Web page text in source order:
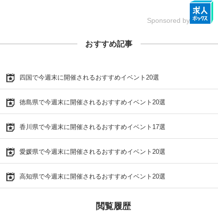
Sponsored by
おすすめ記事
四国で今週末に開催されるおすすめイベント20選
徳島県で今週末に開催されるおすすめイベント20選
香川県で今週末に開催されるおすすめイベント17選
愛媛県で今週末に開催されるおすすめイベント20選
高知県で今週末に開催されるおすすめイベント20選
閲覧履歴